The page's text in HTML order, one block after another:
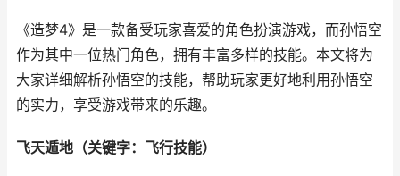
《造梦4》是一款备受玩家喜爱的角色扮演游戏，而孙悟空
作为其中一位热门角色，拥有丰富多样的技能。本文将为
大家详细解析孙悟空的技能，帮助玩家更好地利用孙悟空
的实力，享受游戏带来的乐趣。
飞天遁地（关键字：飞行技能）